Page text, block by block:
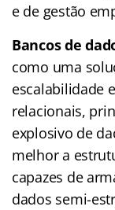
e de gestão
Bancos de
como uma
escalabilidade
relacionais,
explosivo de
melhor a
capazes de
dados semi-